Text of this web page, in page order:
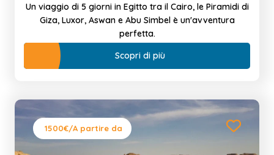
Un viaggio di 5 giorni in Egitto tra il Cairo, le Piramidi di
Giza, Luxor, Aswan e Abu Simbel è un'avventura
perfetta.
Scopri di più
1500€/A partire da